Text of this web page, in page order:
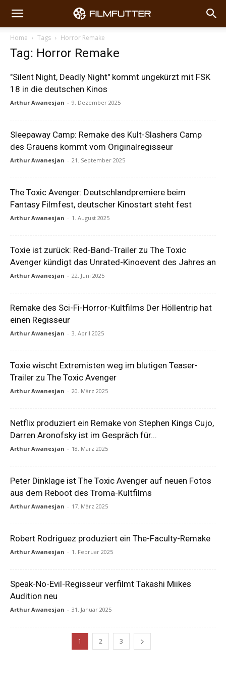
Home Tags Horror Remake
Tag: Horror Remake
"Silent Night, Deadly Night" kommt ungekürzt mit FSK
18 in die deutschen Kinos
Arthur Awanesjan - 9. Dezember 2025
Sleepaway Camp: Remake des Kult-Slashers Camp
des Grauens kommt vom Originalregisseur
Arthur Awanesjan - 21. September 2025
The Toxic Avenger: Deutschlandpremiere beim
Fantasy Filmfest, deutscher Kinostart steht fest
Arthur Awanesjan - 1. August 2025
Toxie ist zurück: Red-Band-Trailer zu The Toxic
Avenger kündigt das Unrated-Kinoevent des Jahres an
Arthur Awanesjan - 22. Juni 2025
Remake des Sci-Fi-Horror-Kultfilms Der Höllentrip hat
einen Regisseur
Arthur Awanesjan - 3. April 2025
Toxie wischt Extremisten weg im blutigen Teaser-
Trailer zu The Toxic Avenger
Arthur Awanesjan - 20. März 2025
Netflix produziert ein Remake von Stephen Kings Cujo,
Darren Aronofsky ist im Gespräch für...
Arthur Awanesjan - 18. März 2025
Peter Dinklage ist The Toxic Avenger auf neuen Fotos
aus dem Reboot des Troma-Kultfilms
Arthur Awanesjan - 17. März 2025
Robert Rodriguez produziert ein The-Faculty-Remake
Arthur Awanesjan - 1. Februar 2025
Speak-No-Evil-Regisseur verfilmt Takashi Miikes
Audition neu
Arthur Awanesjan - 31. Januar 2025
1 2 3